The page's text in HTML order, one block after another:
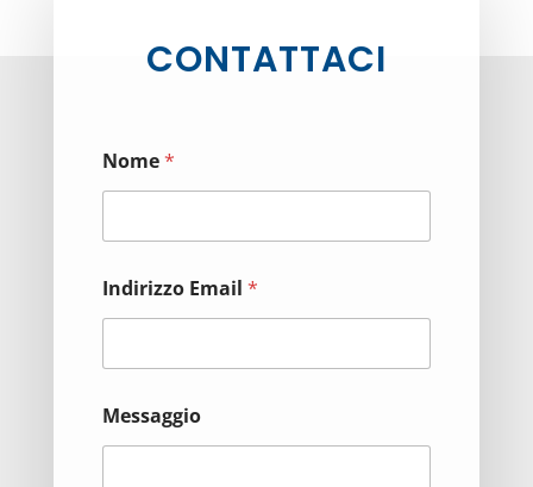
CONTATTACI
Nome*
Indirizzo Email *
Messaggio